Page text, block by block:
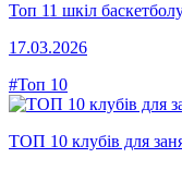
Топ 11 шкіл
17.03.2026
#Топ 10
ТОП 10 клубів для